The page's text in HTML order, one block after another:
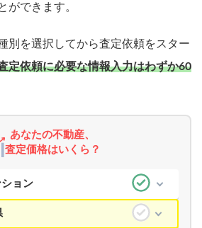
ができます。
別を選択してから査定依頼をスター
定依頼に必要な情報入力はわずか60
あなたの不動産、
査定価格はいくら？
ョン